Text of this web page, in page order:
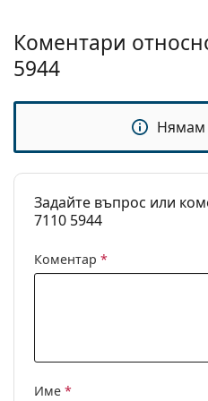
избора.
Това е медицинско
инструкциите преди
Марка:
Ralph
Коментари
5944
Нямам
Задайте въпрос или
7110 5944
Коментар *
Име *